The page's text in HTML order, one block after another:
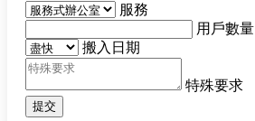
服務
用戶數量
搬入日期
特殊要求
提交